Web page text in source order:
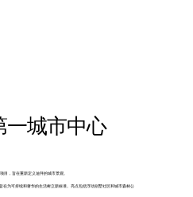
城市中心
目，旨在重新定义迪拜的城市景观。
为可持续和奢华的生活树立新标准。亮点包括浮动别墅社区和城市森林公